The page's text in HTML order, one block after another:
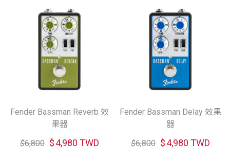
Fender Bassman Reverb 效
果器
$6,800 $4,980 TWD
Fender Bassman Delay 效果
器
$6,800 $4,980 TWD